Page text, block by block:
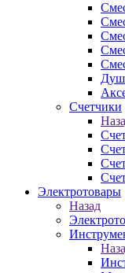
Счетчики
Электротовары
Назад